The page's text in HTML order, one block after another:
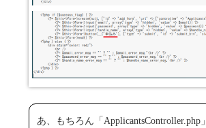
あ、もちろん「ApplicantsController.php」